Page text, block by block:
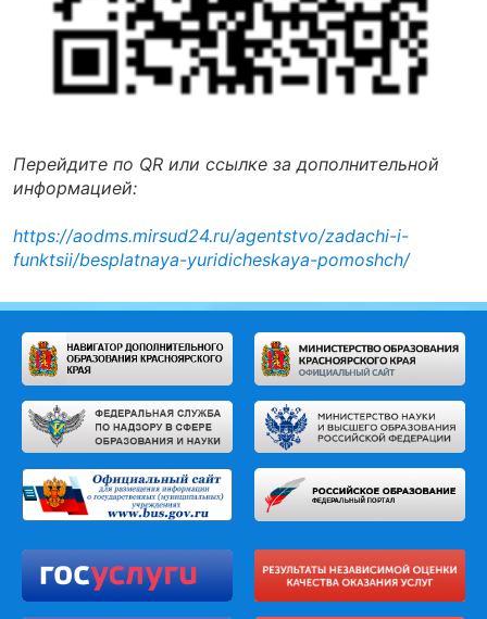
Перейдите по QR или ссылке за дополнительной
информацией:
https://aodms.mirsud24.ru/agentstvo/zadachi-i-
funktsii/besplatnaya-yuridicheskaya-pomoshch/